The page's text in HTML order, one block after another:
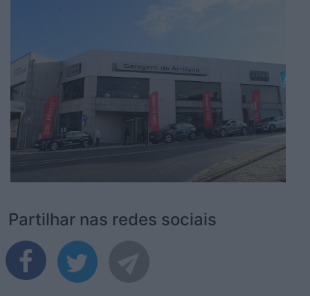
Partilhar nas redes sociais